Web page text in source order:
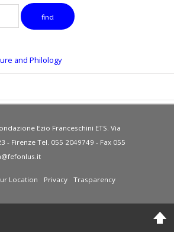
find
and Philology
Ezio Franceschini ETS. Via
- Firenze Tel. 055 2049749 - Fax 055
Location Privacy Trasparency